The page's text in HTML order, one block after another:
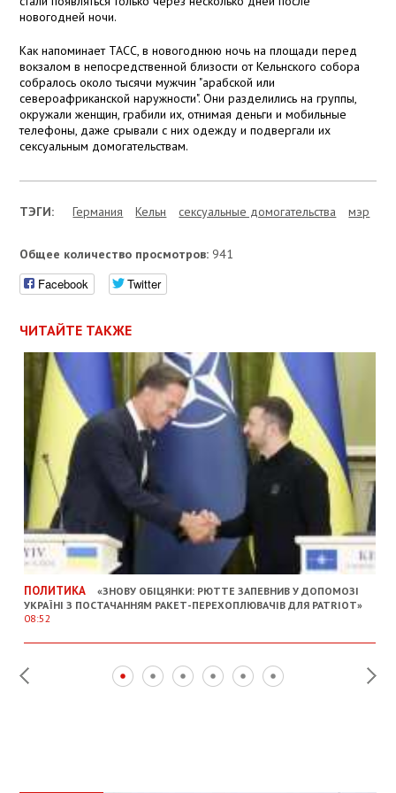
новогодней ночи.
Как напоминает ТАСС, в новогоднюю ночь на площади перед
вокзалом в непосредственной близости от Кельнского собора
собралось около тысячи мужчин "арабской или
североафриканской наружности". Они разделились на группы,
окружали женщин, грабили их, отнимая деньги и мобильные
телефоны, даже срывали с них одежду и подвергали их
сексуальным домогательствам.
ТЭГИ: Германия Кельн сексуальные домогательства мэр
Общее количество просмотров: 941
Facebook Twitter
ЧИТАЙТЕ ТАКЖЕ
ПОЛИТИКА
«ЗНОВУ ОБІЦЯНКИ: РЮТТЕ ЗАПЕВНИВ У ДОПОМОЗІ
УКРАЇНІ З ПОСТАЧАННЯМ РАКЕТ-ПЕРЕХОПЛЮВАЧІВ ДЛЯ PATRIOT»
08:52